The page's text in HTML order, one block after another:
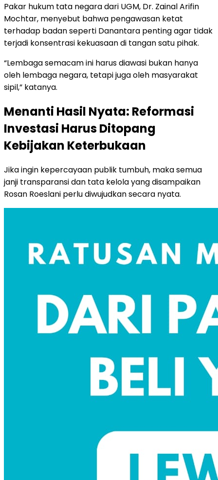
Pakar hukum tata negara dari UGM, Dr. Zainal Arifin
Mochtar, menyebut bahwa pengawasan ketat
terhadap badan seperti Danantara penting agar tidak
terjadi konsentrasi kekuasaan di tangan satu pihak.
“Lembaga semacam ini harus diawasi bukan hanya
oleh lembaga negara, tetapi juga oleh masyarakat
sipil,” katanya.
Menanti Hasil Nyata: Reformasi
Investasi Harus Ditopang
Kebijakan Keterbukaan
Jika ingin kepercayaan publik tumbuh, maka semua
janji transparansi dan tata kelola yang disampaikan
Rosan Roeslani perlu diwujudkan secara nyata.